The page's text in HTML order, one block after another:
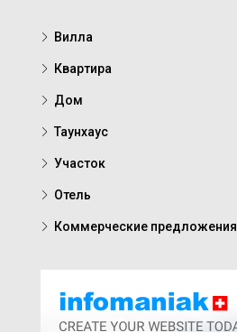
Вилла
Квартира
Дом
Таунхаус
Участок
Отель
Коммерческие предложения